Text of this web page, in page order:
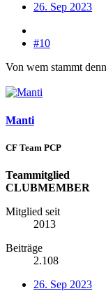
26. Sep 2023
#10
Von wem stammt
Manti
CF Team PCP
Teammitglied
CLUBMEMBER
Mitglied seit
2013
Beiträge
2.108
26. Sep 2023